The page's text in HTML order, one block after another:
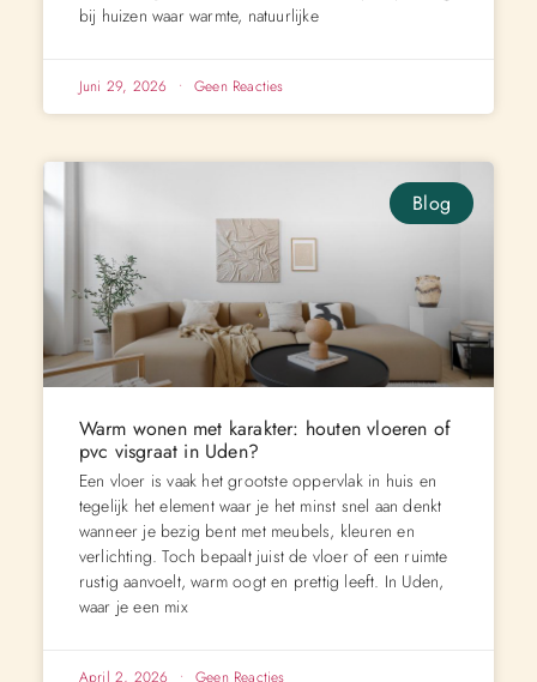
bij huizen waar warmte, natuurlijke
Juni 29, 2026 Geen Reacties
Blog
Warm wonen met karakter: houten vloeren of
pvc visgraat in Uden?
Een vloer is vaak het grootste oppervlak in huis en
tegelijk het element waar je het minst snel aan denkt
wanneer je bezig bent met meubels, kleuren en
verlichting. Toch bepaalt juist de vloer of een ruimte
rustig aanvoelt, warm oogt en prettig leeft. In Uden,
waar je een mix
April 2, 2026 Geen Reacties